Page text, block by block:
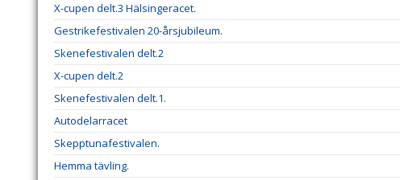
X-cupen delt.3 Hälsingeracet.
Gestrikefestivalen 20-årsjubileum.
Skenefestivalen delt.2
X-cupen delt.2
Skenefestivalen delt.1.
Autodelarracet
Skepptunafestivalen.
Hemma tävling.